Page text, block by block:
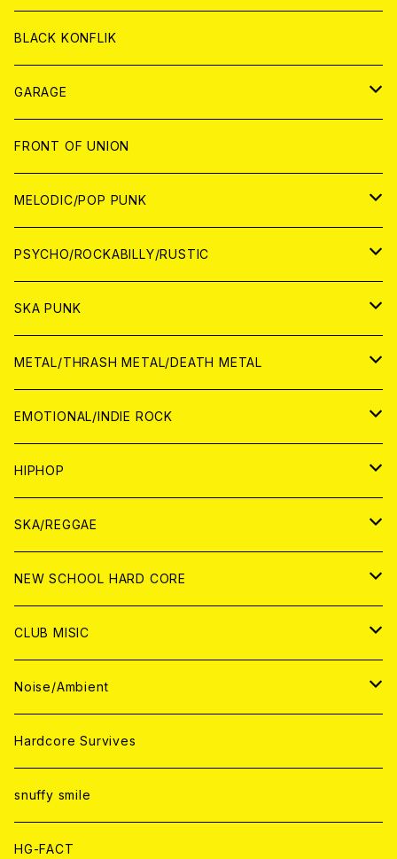
ANALOG
ANALOG
CD
ANALOG
BLACK KONFLIK
GARAGE
JAPAN
アナログ
CD
WORLD
アナログ
CD
FRONT OF UNION
MELODIC/POP PUNK
JAPAN
CD
ANALOG
WORLD
CD
ANALOG
PSYCHO/ROCKABILLY/RUSTIC
JAPAN
CD
ANALOG
WORLD
CD
ANALOG
SKA PUNK
JAPAN
CD
ANALOG
WORLD
CD
ANALOG
METAL/THRASH METAL/DEATH METAL
JAPAN
CD
ANALOG
WORLD
ANALOG
CD
EMOTIONAL/INDIE ROCK
JAPAN
CD
ANALOG
WORLD
CD
ANALOG
HIPHOP
JAPAN
CD
ANALOG
WORLD
CD
ANALOG
SKA/REGGAE
JAPAN
CD
ANALOG
WORLD
CD
ANALOG
NEW SCHOOL HARD CORE
JAPAN
CD
ANALOG
WORLD
CD
ANALOG
CLUB MISIC
JAPAN
CD
ANALOG
WORLD
CD
ANALOG
Noise/Ambient
JAPAN
CD
ANALOG
WORLD
CD
Hardcore Survives
snuffy smile
HG-FACT